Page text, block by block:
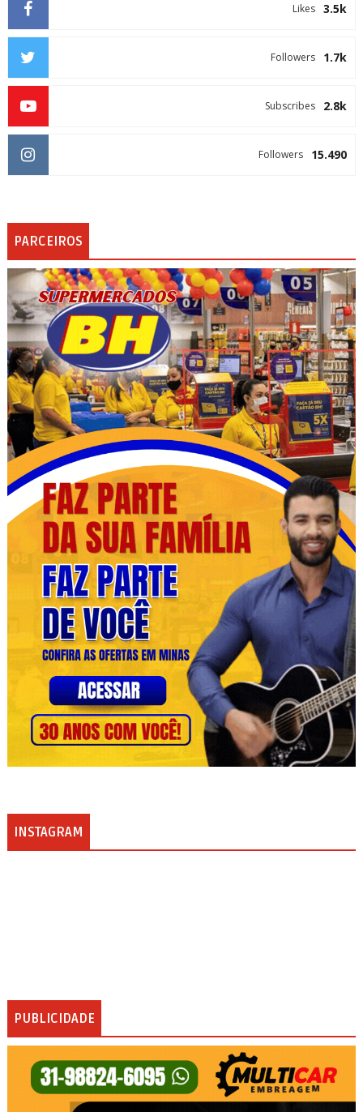
3.5k
Likes
1.7k
Followers
2.8k
Subscribes
15.490
Followers
PARCEIROS
INSTAGRAM
PUBLICIDADE